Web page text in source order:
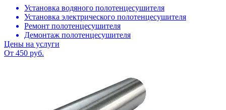
Установка водяного полотенцесушителя
Установка электрического полотенцесушителя
Ремонт полотенцесушителя
Демонтаж полотенцесушителя
Цены на услуги
От 450 руб.